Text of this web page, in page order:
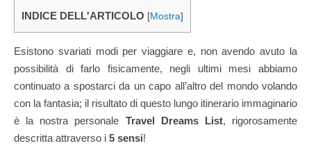
INDICE DELL'ARTICOLO [Mostra]
Esistono svariati modi per viaggiare e, non avendo avuto la
possibilità di farlo fisicamente, negli ultimi mesi abbiamo
continuato a spostarci da un capo all’altro del mondo volando
con la fantasia; il risultato di questo lungo itinerario immaginario
è la nostra personale Travel Dreams List, rigorosamente
descritta attraverso i 5 sensi!